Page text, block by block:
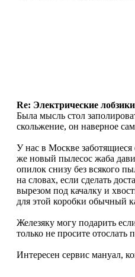
Re: Электрические лобзики
Была мысль стол
скольжение, он наверное
У нас в Москве заботящиеся
же новый пылесос жаба
опилок снизу без всякого
на словах, если сделать
вырезом под качалку и
для этой коробки обычный
Железяку могу подарить
только не просите
Интересен сервис мануал,